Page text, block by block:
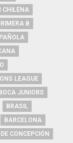
CHILENA
B
LEAGUE
JUNIORS
BRASIL
BARCELONA
CONCEPCIÓN